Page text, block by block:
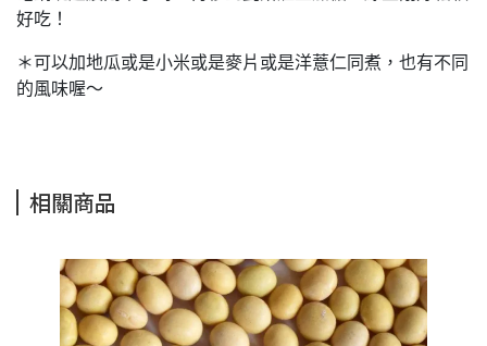
好吃！
＊可以加地瓜或是小米或是麥片或是洋薏仁同煮，也有不同
的風味喔～
相關商品